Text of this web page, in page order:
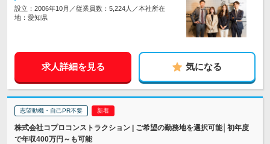
設立：2006年10月／従業員数：5,224人／本社所在
地：愛知県
求人詳細を見る 気になる
志望動機・自己PR不要
株式会社コプロコンストラクション | ご希望の勤務地を選択可能│初年度
で年収400万円～も可能